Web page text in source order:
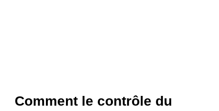
Comment le contrôle du